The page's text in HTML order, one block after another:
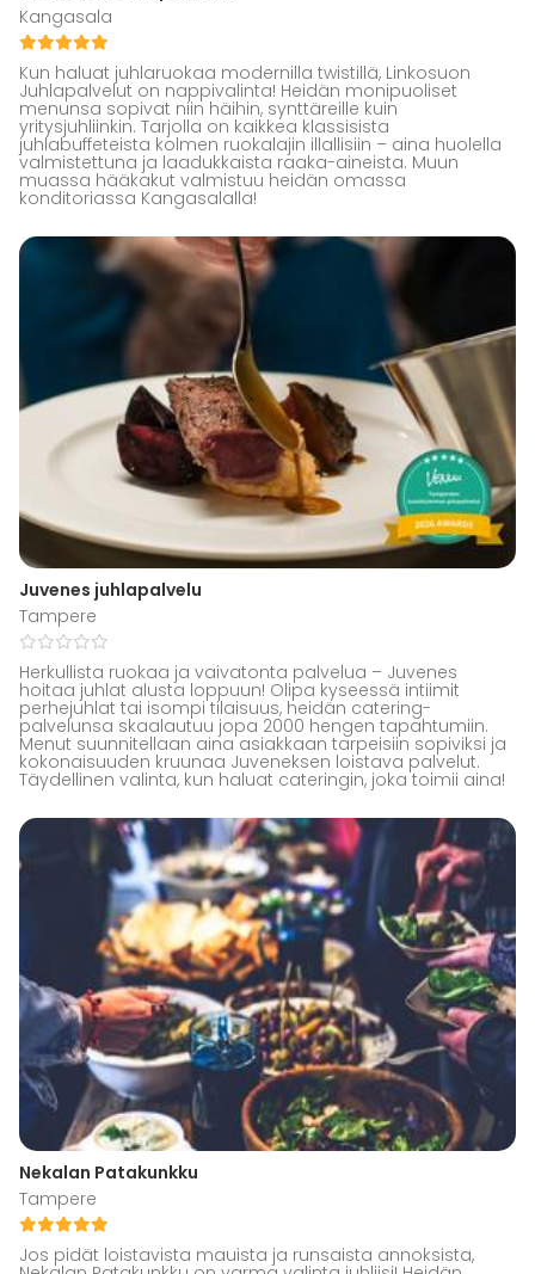
Kangasala
Kun haluat juhlaruokaa modernilla twistillä, Linkosuon
Juhlapalvelut on nappivalinta! Heidän monipuoliset
menunsa sopivat niin häihin, synttäreille kuin
yritysjuhliinkin. Tarjolla on kaikkea klassisista
juhlabuffeteista kolmen ruokalajin illallisiin – aina huolella
valmistettuna ja laadukkaista raaka-aineista. Muun
muassa hääkakut valmistuu heidän omassa
konditoriassa Kangasalalla!
Juvenes juhlapalvelu
Tampere
Herkullista ruokaa ja vaivatonta palvelua – Juvenes
hoitaa juhlat alusta loppuun! Olipa kyseessä intiimit
perhejuhlat tai isompi tilaisuus, heidän catering-
palvelunsa skaalautuu jopa 2000 hengen tapahtumiin.
Menut suunnitellaan aina asiakkaan tarpeisiin sopiviksi ja
kokonaisuuden kruunaa Juveneksen loistava palvelut.
Täydellinen valinta, kun haluat cateringin, joka toimii aina!
Nekalan Patakunkku
Tampere
Jos pidät loistavista mauista ja runsaista annoksista,